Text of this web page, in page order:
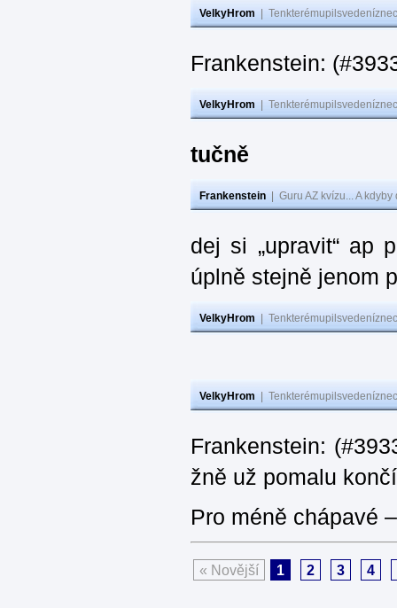
VelkyHrom
Frankenstein:
VelkyHrom
tučně
Frankenstein Guru AZ kvízu... A
dej si „upravit“ ap
úplně stejně jenom
VelkyHrom
VelkyHrom
Frankenstein:
žně už pomalu
Pro méně chápavé
« Novější 1 2 3 4